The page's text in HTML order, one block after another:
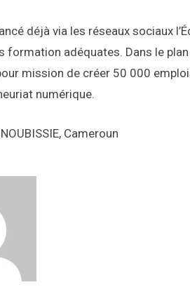
déjà via les réseaux sociaux
formation adéquates. Dans le
mission de créer 50 000
numérique.
Cameroun